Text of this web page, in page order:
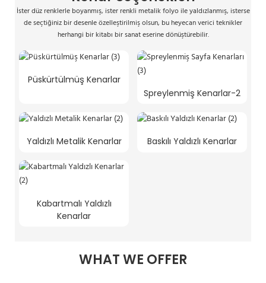
İster düz renklerle boyanmış, ister renkli metalik folyo ile yaldızlanmış, isterse
de seçtiğiniz bir desenle özelleştirilmiş olsun, bu heyecan verici teknikler
herhangi bir kitabı bir sanat eserine dönüştürebilir.
Püskürtülmüş Kenarlar
Spreylenmiş Kenarlar-2
Yaldızlı Metalik Kenarlar Baskılı Yaldızlı Kenarlar
Kabartmalı Yaldızlı
Kenarlar
WHAT WE OFFER